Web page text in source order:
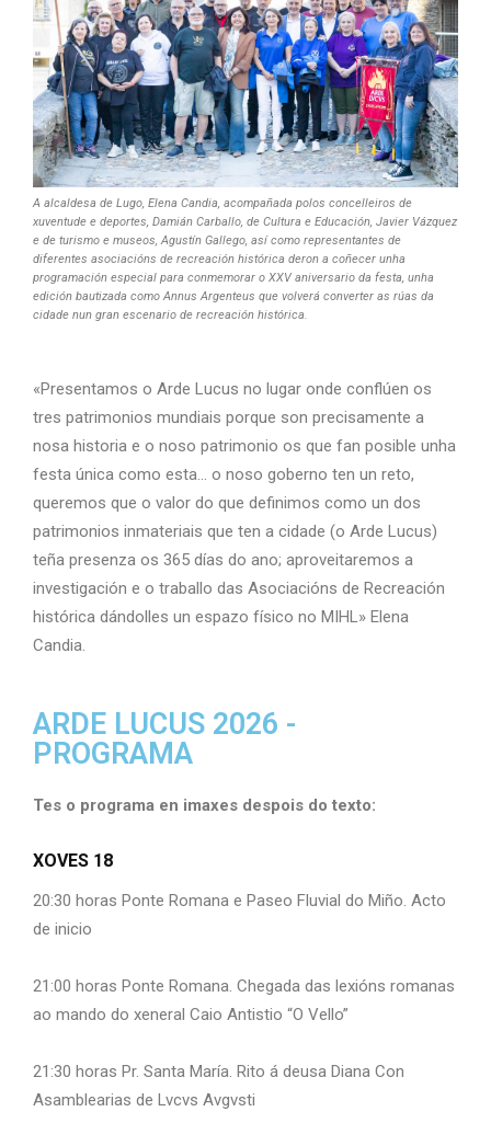
A alcaldesa de Lugo, Elena Candia, acompañada polos concelleiros de
xuventude e deportes, Damián Carballo, de Cultura e Educación, Javier Vázquez
e de turismo e museos, Agustín Gallego, así como representantes de
diferentes asociacións de recreación histórica deron a coñecer unha
programación especial para conmemorar o XXV aniversario da festa, unha
edición bautizada como Annus Argenteus que volverá converter as rúas da
cidade nun gran escenario de recreación histórica.
«Presentamos o Arde Lucus no lugar onde conflúen os
tres patrimonios mundiais porque son precisamente a
nosa historia e o noso patrimonio os que fan posible unha
festa única como esta… o noso goberno ten un reto,
queremos que o valor do que definimos como un dos
patrimonios inmateriais que ten a cidade (o Arde Lucus)
teña presenza os 365 días do ano; aproveitaremos a
investigación e o traballo das Asociacións de Recreación
histórica dándolles un espazo físico no MIHL» Elena
Candia.
ARDE LUCUS 2026 -
PROGRAMA
Tes o programa en imaxes despois do texto:
XOVES 18
20:30 horas Ponte Romana e Paseo Fluvial do Miño. Acto
de inicio
21:00 horas Ponte Romana. Chegada das lexións romanas
ao mando do xeneral Caio Antistio “O Vello”
21:30 horas Pr. Santa María. Rito á deusa Diana Con
Asamblearias de Lvcvs Avgvsti